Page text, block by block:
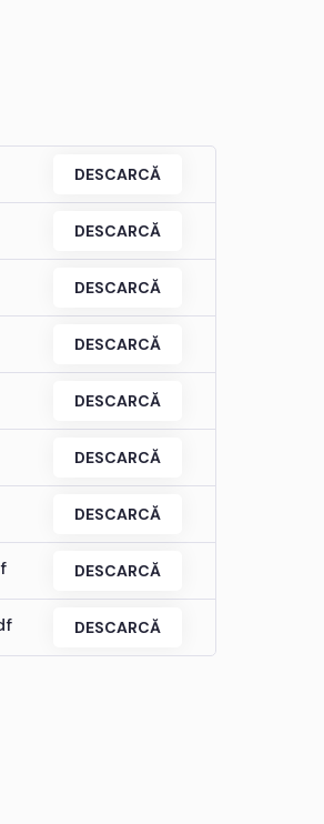
DESCARCĂ
DESCARCĂ
DESCARCĂ
DESCARCĂ
DESCARCĂ
DESCARCĂ
DESCARCĂ
DESCARCĂ
DESCARCĂ